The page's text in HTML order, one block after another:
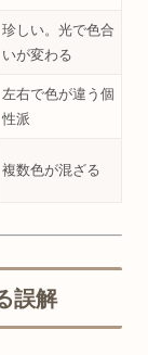
珍しい。光で色合
いが変わる
左右で色が違う個
性派
複数色が混ざる
誤解